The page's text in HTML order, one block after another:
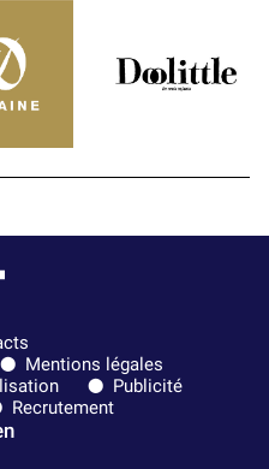
Mentions légales
Publicité
Recrutement